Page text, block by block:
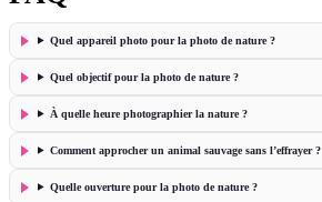
Quel appareil photo pour la photo de nature ?
Quel objectif pour la photo de nature ?
À quelle heure photographier la nature ?
Comment approcher un animal sauvage sans l’effrayer ?
Quelle ouverture pour la photo de nature ?